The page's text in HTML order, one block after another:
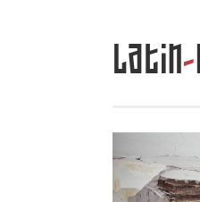
Saltar
Latin-